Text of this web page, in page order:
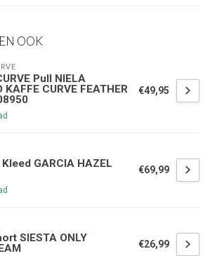
OOK
Pull NIELA
KAFFE CURVE FEATHER
€49,95
Kleed GARCIA HAZEL
€69,99
SIESTA ONLY
€26,99